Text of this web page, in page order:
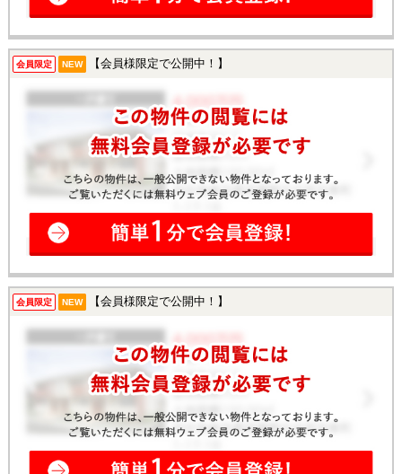
会員限定 NEW 【会員様限定で公開中！】
会員限定 NEW 【会員様限定で公開中！】